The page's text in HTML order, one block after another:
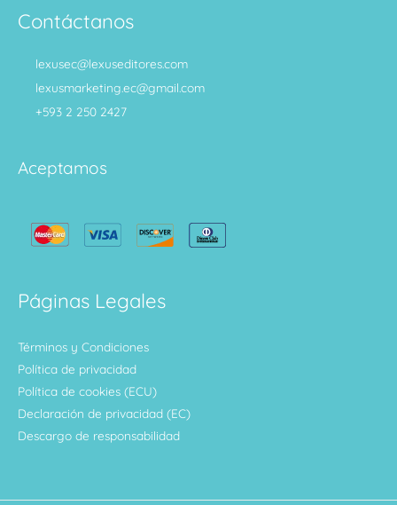
Contáctanos
lexusec@lexuseditores.com
lexusmarketing.ec@gmail.com
+593 2 250 2427
Aceptamos
Páginas Legales
Términos y Condiciones
Política de privacidad
Política de cookies (ECU)
Declaración de privacidad (EC)
Descargo de responsabilidad